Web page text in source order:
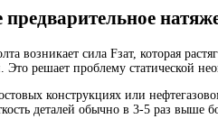
предварительное
возникает сила Fзат, которая
Это решает проблему статической
конструкциях или
деталей обычно в 3-5 раз выше